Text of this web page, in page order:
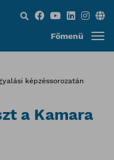
Keresés...
Főmenü
képzéssorozatán
a Kamara